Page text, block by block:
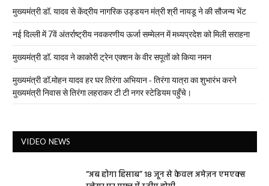
मुख्यमंत्री डॉ. यादव से केंद्रीय नागरिक उड्डयन मंत्री श्री नायडू ने की सौजन्य भेंट
नई दिल्ली में 7वें अंतर्राष्ट्रीय नवकरणीय ऊर्जा सम्मेलन में मध्यप्रदेश को मिली सराहना
मुख्यमंत्री डॉ. यादव ने काकोरी ट्रेन एक्शन के वीर सपूतों को किया नमन
मुख्यमंत्री डॉ.मोहन यादव हर घर तिरंगा अभियान - तिरंगा यात्रा का शुभारंभ करने
मुख्यमंत्री निवास से तिरंगा लहराकर टी टी नगर स्टेडियम पहुँचे।
VIDEO NEWS
“अब होगा हिसाब” 18 जून से केवल अमेज़न एमएक्स